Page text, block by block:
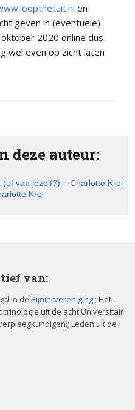
en
geven in (eventuele)
2020 online dus
wel even op zicht laten
deze auteur:
van jezelf?) – Charlotte Krol
Krol
van:
in de Bijniervereniging ; Het
uit de acht Universitair
Leden uit de